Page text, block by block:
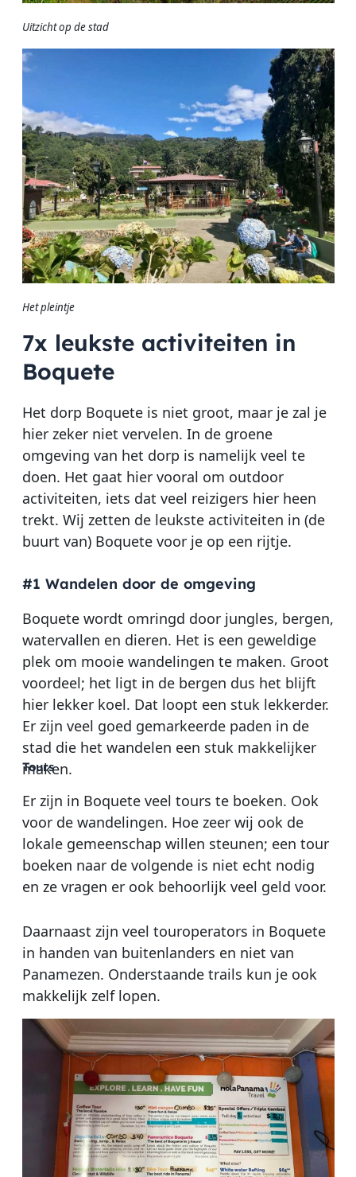
Uitzicht op de stad
Het pleintje
7x leukste activiteiten in
Boquete
Het dorp Boquete is niet groot, maar je zal je
hier zeker niet vervelen. In de groene
omgeving van het dorp is namelijk veel te
doen. Het gaat hier vooral om outdoor
activiteiten, iets dat veel reizigers hier heen
trekt. Wij zetten de leukste activiteiten in (de
buurt van) Boquete voor je op een rijtje.
#1 Wandelen door de omgeving
Boquete wordt omringd door jungles, bergen,
watervallen en dieren. Het is een geweldige
plek om mooie wandelingen te maken. Groot
voordeel; het ligt in de bergen dus het blijft
hier lekker koel. Dat loopt een stuk lekkerder.
Er zijn veel goed gemarkeerde paden in de
stad die het wandelen een stuk makkelijker
maken.
Tours
Er zijn in Boquete veel tours te boeken. Ook
voor de wandelingen. Hoe zeer wij ook de
lokale gemeenschap willen steunen; een tour
boeken naar de volgende is niet echt nodig
en ze vragen er ook behoorlijk veel geld voor.
Daarnaast zijn veel touroperators in Boquete
in handen van buitenlanders en niet van
Panamezen. Onderstaande trails kun je ook
makkelijk zelf lopen.